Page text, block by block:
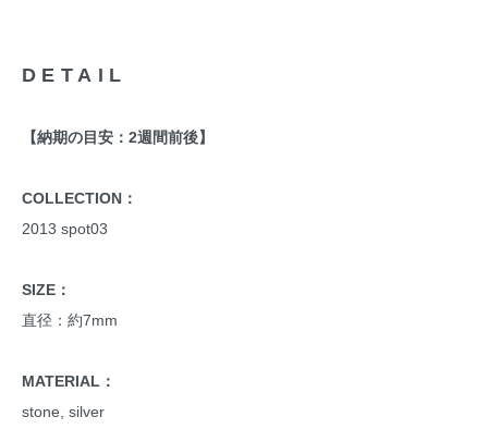
DETAIL
【納期の目安：2週間前後】
COLLECTION：
2013 spot03
SIZE：
直径：約7mm
MATERIAL：
stone, silver